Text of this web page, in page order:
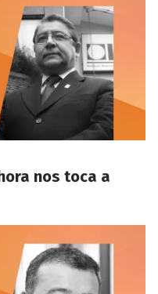
nos toca a